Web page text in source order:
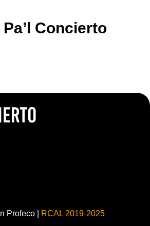
Concierto
Profeco | RCAL 2019-2025